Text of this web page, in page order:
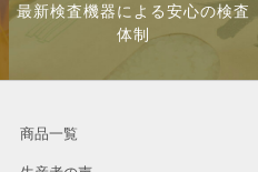
最新検査機器による安心の検査
体制
商品一覧